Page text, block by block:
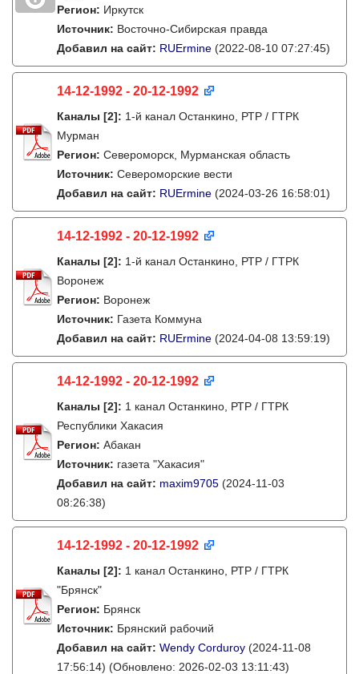
Регион: Иркутск
Источник: Восточно-Сибирская правда
Добавил на сайт: RUErmine (2022-08-10 07:27:45)
14-12-1992 - 20-12-1992
Каналы [2]: 1-й канал Останкино, РТР / ГТРК
Мурман
Регион: Североморск, Мурманская область
Источник: Североморские вести
Добавил на сайт: RUErmine (2024-03-26 16:58:01)
14-12-1992 - 20-12-1992
Каналы [2]: 1-й канал Останкино, РТР / ГТРК
Воронеж
Регион: Воронеж
Источник: Газета Коммуна
Добавил на сайт: RUErmine (2024-04-08 13:59:19)
14-12-1992 - 20-12-1992
Каналы [2]: 1 канал Останкино, РТР / ГТРК
Республики Хакасия
Регион: Абакан
Источник: газета "Хакасия"
Добавил на сайт: maxim9705 (2024-11-03
08:26:38)
14-12-1992 - 20-12-1992
Каналы [2]: 1 канал Останкино, РТР / ГТРК
"Брянск"
Регион: Брянск
Источник: Брянский рабочий
Добавил на сайт: Wendy Corduroy (2024-11-08
17:56:14) (Обновлено: 2026-02-03 13:11:43)